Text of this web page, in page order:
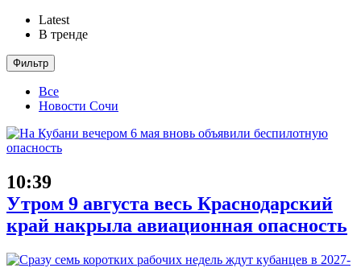
Latest
В тренде
Фильтр
Все
Новости Сочи
10:39
Утром 9 августа весь Краснодарский
край накрыла авиационная опасность